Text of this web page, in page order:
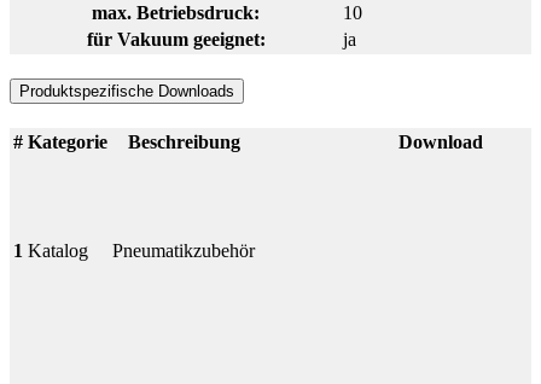
max. Betriebsdruck:
10
für Vakuum geeignet:
ja
Produktspezifische Downloads
# Kategorie Beschreibung Download
1 Katalog Pneumatikzubehör